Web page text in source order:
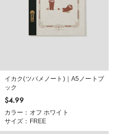
イカク(ツバメノート)｜A5ノートブ
ック
$‌4.99
カラー：オフ ホワイト
サイズ：FREE